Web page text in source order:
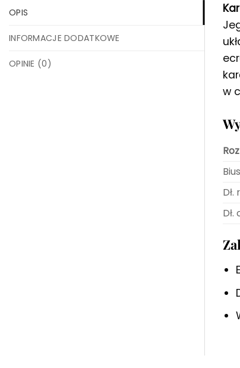
OPIS
INFORMACJE DODATKOWE
OPINIE (0)
w